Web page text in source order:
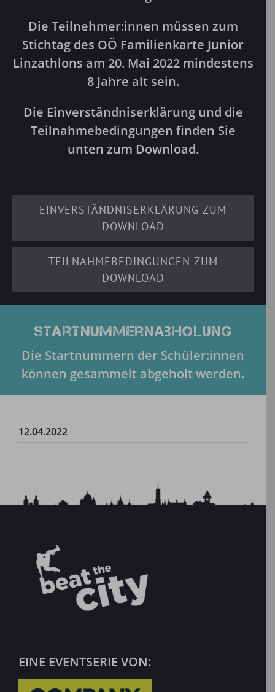
Die Teilnehmer:innen müssen zum
Stichtag des OÖ Familienkarte Junior
Linzathlons am 20. Mai 2022 mindestens
8 Jahre alt sein.
Die Einverständniserklärung und die
Teilnahmebedingungen finden Sie
unten zum Download.
EINVERSTÄNDNISERKLÄRUNG ZUM
DOWNLOAD
TEILNAHMEBEDINGUNGEN ZUM
DOWNLOAD
Startnummernabholung
Die Startnummern der Schüler:innen
können gesammelt abgeholt werden.
12.04.2022
EINE EVENTSERIE VON: